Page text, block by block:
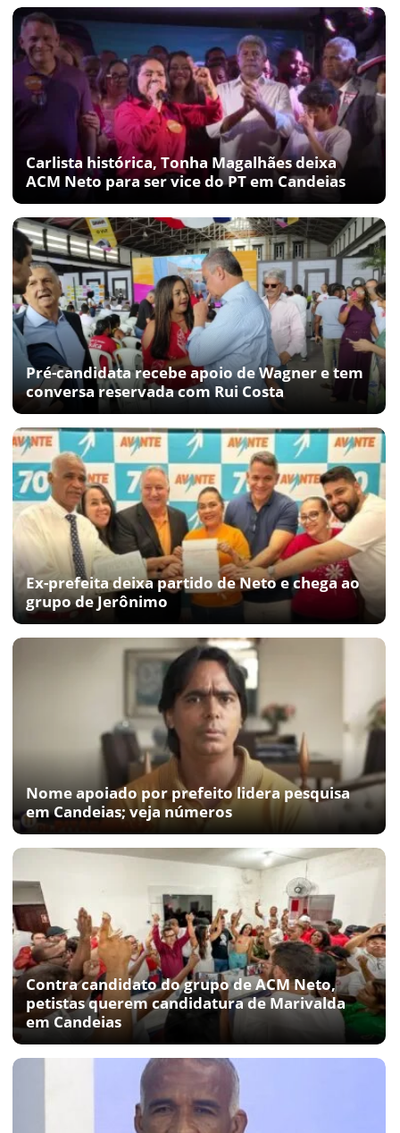
Carlista histórica, Tonha Magalhães deixa
ACM Neto para ser vice do PT em Candeias
Pré-candidata recebe apoio de Wagner e tem
conversa reservada com Rui Costa
Ex-prefeita deixa partido de Neto e chega ao
grupo de Jerônimo
Nome apoiado por prefeito lidera pesquisa
em Candeias; veja números
Contra candidato do grupo de ACM Neto,
petistas querem candidatura de Marivalda
em Candeias